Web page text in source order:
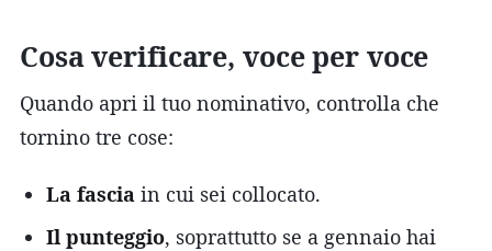
Cosa verificare, voce per voce
Quando apri il tuo nominativo, controlla che
tornino tre cose:
La fascia in cui sei collocato.
Il punteggio, soprattutto se a gennaio hai